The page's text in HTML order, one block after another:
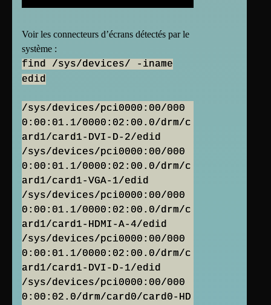
Voir les connecteurs d’écrans détectés par le
système :
find /sys/devices/ -iname
edid
/sys/devices/pci0000:00/000
0:00:01.1/0000:02:00.0/drm/c
ard1/card1-DVI-D-2/edid
/sys/devices/pci0000:00/000
0:00:01.1/0000:02:00.0/drm/c
ard1/card1-VGA-1/edid
/sys/devices/pci0000:00/000
0:00:01.1/0000:02:00.0/drm/c
ard1/card1-HDMI-A-4/edid
/sys/devices/pci0000:00/000
0:00:01.1/0000:02:00.0/drm/c
ard1/card1-DVI-D-1/edid
/sys/devices/pci0000:00/000
0:00:02.0/drm/card0/card0-HD